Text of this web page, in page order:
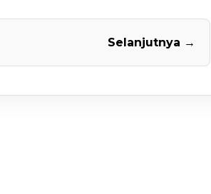
Selanjutnya →